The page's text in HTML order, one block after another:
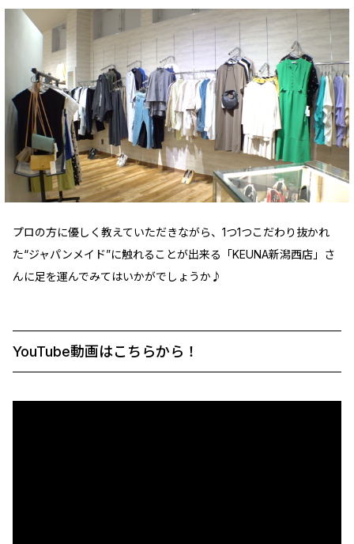
プロの方に優しく教えていただきながら、1つ1つこだわり抜かれ
た“ジャパンメイド”に触れることが出来る「KEUNA新潟西店」さ
んに足を運んでみてはいかがでしょうか♪
YouTube動画はこちらから！